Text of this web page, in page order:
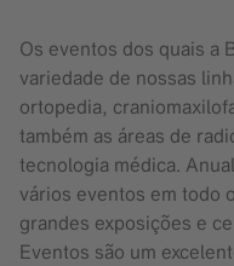
Os eventos dos quais a
variedade de nossas
ortopedia,
também as áreas de
tecnologia médica.
vários eventos em todo
grandes exposições e
Eventos são um